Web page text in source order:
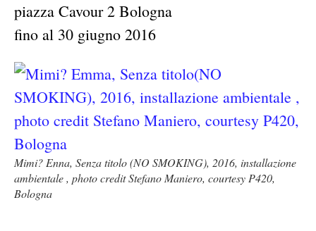
piazza Cavour 2 Bologna
fino al 30 giugno 2016
Mimi? Enna, Senza titolo (NO SMOKING), 2016, installazione
ambientale , photo credit Stefano Maniero, courtesy P420,
Bologna